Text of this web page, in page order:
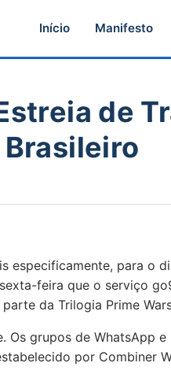
Início Manifesto
de
Brasileiro
especificamente, para o
feira que o serviço
da Trilogia Prime
grupos de WhatsApp
por Combiner